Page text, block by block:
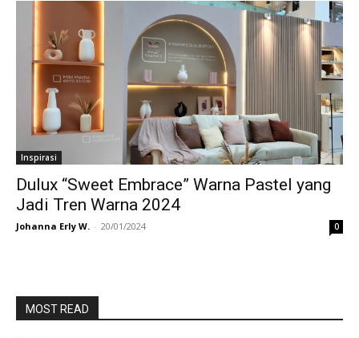
Inspirasi
Dulux “Sweet Embrace” Warna Pastel yang
Jadi Tren Warna 2024
Johanna Erly W. - 20/01/2024 0
MOST READ